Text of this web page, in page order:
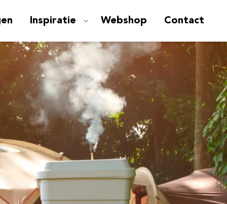
Inspiratie Webshop Contact